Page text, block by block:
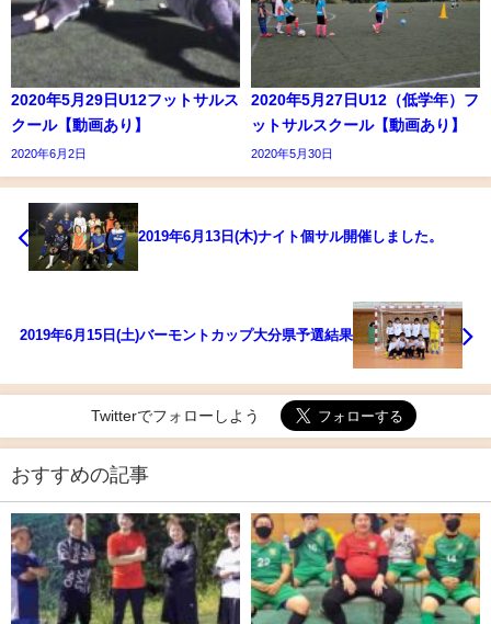
2020年5月29日U12フットサルス
クール【動画あり】
2020年6月2日
2020年5月27日U12（低学年）フ
ットサルスクール【動画あり】
2020年5月30日
2019年6月13日(木)ナイト個サル開催しました。
2019年6月15日(土)バーモントカップ大分県予選結果
Twitterでフォローしよう
おすすめの記事